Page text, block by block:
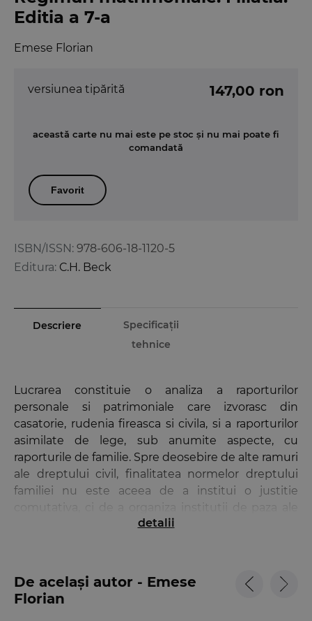
Editia a 7-a
Emese Florian
ISBN/ISSN: 978-606-18-1120-5
Editura: C.H. Beck
versiunea tipărită 147,00 ron
această carte nu mai este pe stoc și nu mai poate fi
comandată
Favorit
Descriere
Specificații
tehnice
Lucrarea constituie o analiza a raporturilor
personale si patrimoniale care izvorasc din
casatorie, rudenia fireasca si civila, si a raporturilor
asimilate de lege, sub anumite aspecte, cu
raporturile de familie. Spre deosebire de alte ramuri
ale dreptului civil, finalitatea normelor dreptului
familiei nu este aceea de a institui o justitie
„starii de bine”, personale si patrimoniale, a
intrafamiliala. Dispozitiile Codului civil reunite sub
titlul „Despre familie” se remarca prin tendinta de
„contractualizare” a materiei, de a lasa la indemana
detalii
De același autor - Emese
Florian